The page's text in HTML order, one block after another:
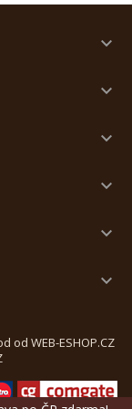






od WEB-ESHOP.CZ